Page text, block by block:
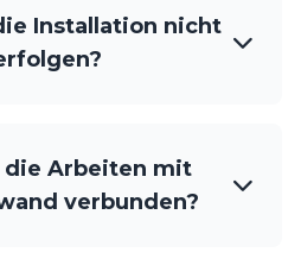
Installation nicht
Arbeiten mit
verbunden?